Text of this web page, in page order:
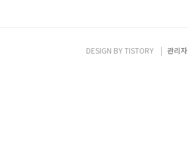
DESIGN BYTISTORY 관리자